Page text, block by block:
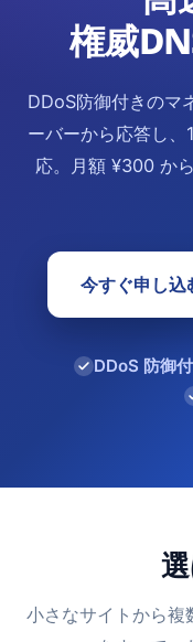
権威
DDoS防御付きのマ
ーバーから応答し
応。月額 ¥300 か
今すぐ申し込
DDoS 防御
小さなサイトから複